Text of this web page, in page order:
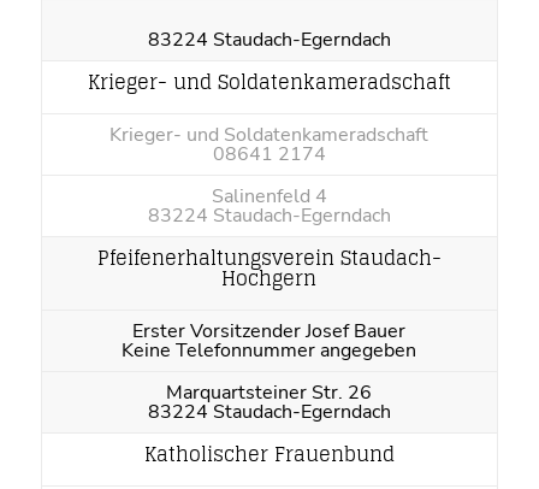
83224 Staudach-Egerndach
Krieger- und Soldatenkameradschaft
Krieger- und Soldatenkameradschaft
08641 2174
Salinenfeld 4
83224 Staudach-Egerndach
Pfeifenerhaltungsverein Staudach-
Hochgern
Erster Vorsitzender Josef Bauer
Keine Telefonnummer angegeben
Marquartsteiner Str. 26
83224 Staudach-Egerndach
Katholischer Frauenbund